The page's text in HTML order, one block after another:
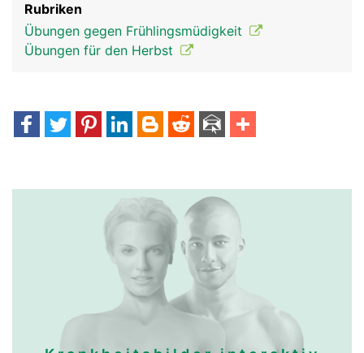
Rubriken
Übungen gegen Frühlingsmüdigkeit
Übungen für den Herbst